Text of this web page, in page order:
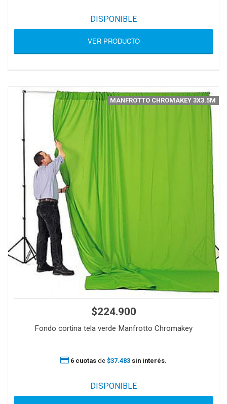
DISPONIBLE
VER PRODUCTO
$224.900
Fondo cortina tela verde Manfrotto Chromakey
MANFROTTO CHROMAKEY 3X3.5M
6 cuotas de $37.483 sin interés.
DISPONIBLE